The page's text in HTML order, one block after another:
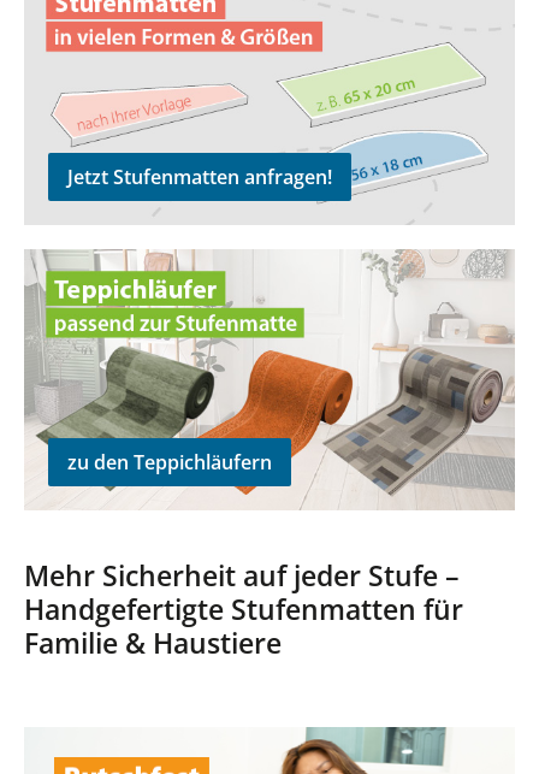
Jetzt Stufenmatten anfragen!
zu den Teppichläufern
zu den Teppichläufern
Mehr Sicherheit auf jeder Stufe –
Handgefertigte Stufenmatten für
Familie & Haustiere